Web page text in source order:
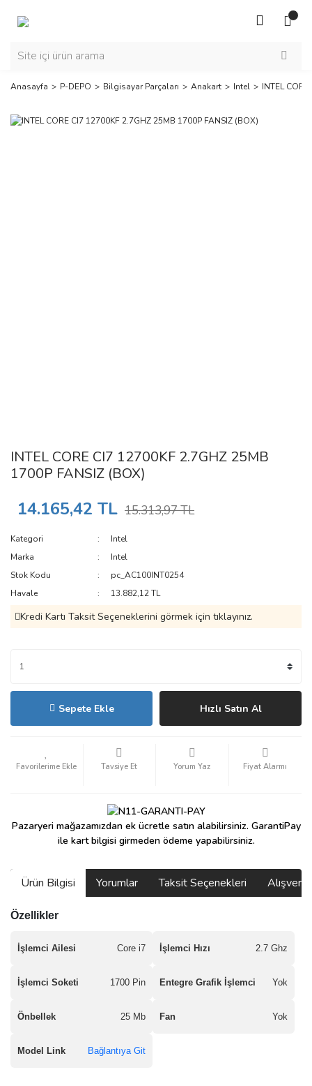
Anasayfa P-DEPO Bilgisayar Parçaları Anakart Intel INTEL
INTEL CORE CI7 12700KF 2.7GHZ 25MB
1700P FANSIZ (BOX)
14.165,42 TL 15.313,97 TL
Kategori
Intel
Marka
Intel
Stok Kodu
pc_AC100INT0254
Havale
13.882,12 TL
Kredi Kartı Taksit Seçeneklerini görmek için tıklayınız.
Sepete Ekle Hızlı Satın Al
Tavsiye Et Yorum Yaz Fiyat Alarmı
Pazaryeri mağazamızdan ek ücretle satın alabilirsiniz. GarantiPay
ile kart bilgisi girmeden ödeme yapabilirsiniz.
Ürün Bilgisi Yorumlar Taksit Seçenekleri
Özellikler
İşlemci Ailesi Core i7 İşlemci Hızı 2.7 Ghz
İşlemci Soketi 1700 Pin Entegre Grafik İşlemci Yok
Önbellek 25 Mb Fan Yok
Model Link Bağlantıya Git